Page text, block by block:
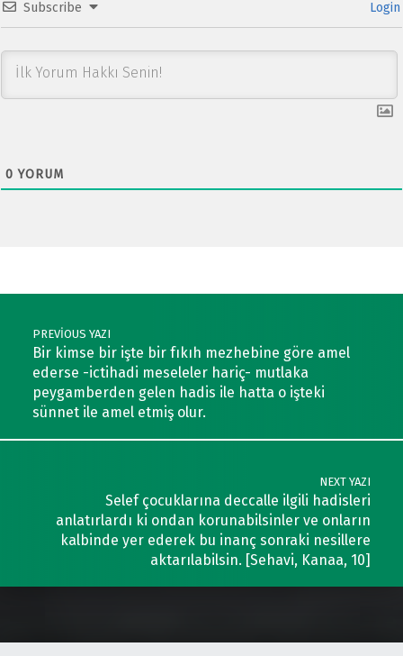
Subscribe Login
0 YORUM
Post navigation
PREVIOUS YAZI
Bir kimse bir işte bir fıkıh mezhebine göre amel
ederse -ictihadi meseleler hariç- mutlaka
peygamberden gelen hadis ile hatta o işteki
sünnet ile amel etmiş olur.
NEXT YAZI
Selef çocuklarına deccalle ilgili hadisleri
anlatırlardı ki ondan korunabilsinler ve onların
kalbinde yer ederek bu inanç sonraki nesillere
aktarılabilsin. [Sehavi, Kanaa, 10]